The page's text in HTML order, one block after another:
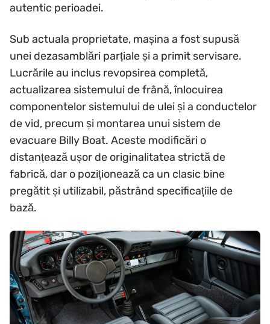
autentic perioadei.
Sub actuala proprietate, mașina a fost supusă
unei dezasamblări parțiale și a primit servisare.
Lucrările au inclus revopsirea completă,
actualizarea sistemului de frână, înlocuirea
componentelor sistemului de ulei și a conductelor
de vid, precum și montarea unui sistem de
evacuare Billy Boat. Aceste modificări o
distanțează ușor de originalitatea strictă de
fabrică, dar o poziționează ca un clasic bine
pregătit și utilizabil, păstrând specificațiile de
bază.